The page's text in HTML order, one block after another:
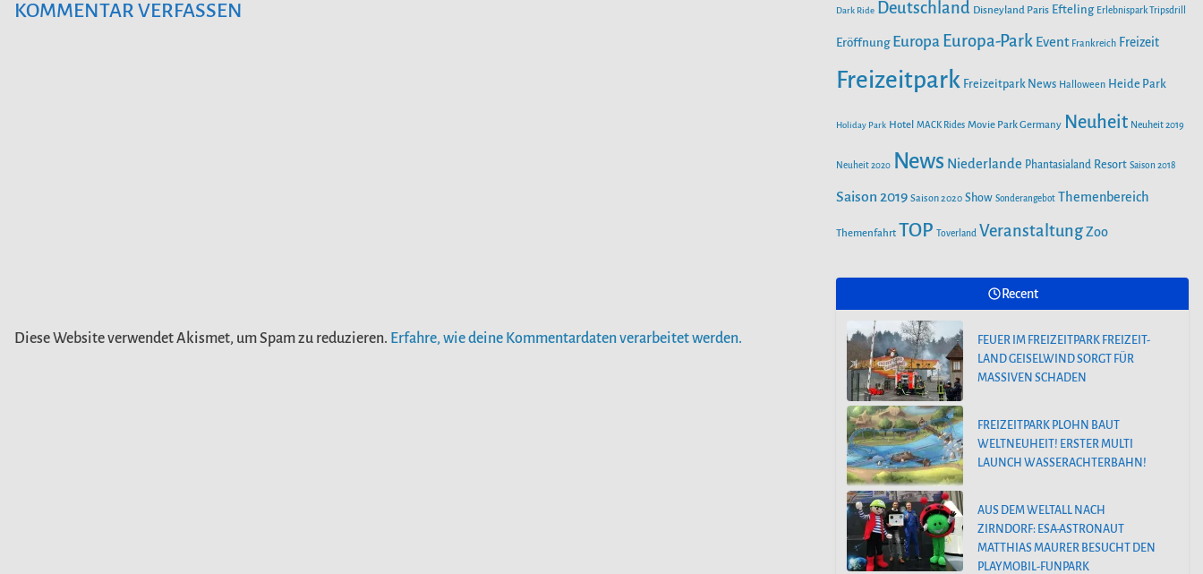
KOMMENTAR VERFASSEN
Diese Website verwendet Akismet, um Spam zu reduzieren. Erfahre, wie deine Kommentardaten verarbeitet werden.
n
o
r
e
Dark Ride Deutschland Disneyland Paris Efteling Erlebnispark Tripsdrill
Eröffnung Europa Europa-Park Event Frankreich Freizeit
Freizeitpark Freizeitpark News Halloween Heide Park
Holiday Park Hotel MACK Rides Movie Park Germany Neuheit Neuheit 2019
Neuheit 2020 News Niederlande Phantasialand Resort Saison 2018
Saison 2019 Saison 2020 Show Sonderangebot Themenbereich
Themenfahrt TOP Toverland Veranstaltung Zoo
Recent
FEUER IM FREIZEITPARK FREIZEIT-
LAND GEISELWIND SORGT FÜR
MASSIVEN SCHADEN
FREIZEITPARK PLOHN BAUT
WELTNEUHEIT! ERSTER MULTI
LAUNCH WASSERACHTERBAHN!
AUS DEM WELTALL NACH
ZIRNDORF: ESA-ASTRONAUT
MATTHIAS MAURER BESUCHT DEN
PLAYMOBIL-FUNPARK